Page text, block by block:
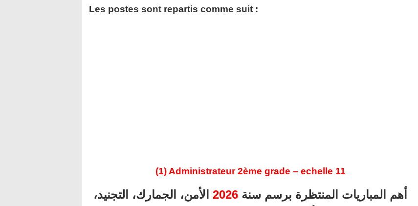
Les postes sont repartis comme suit :
(1) Administrateur 2ème grade – echelle 11
أهم المباريات المنتظرة برسم سنة 2026 الأمن، الجمارك، التجنيد،